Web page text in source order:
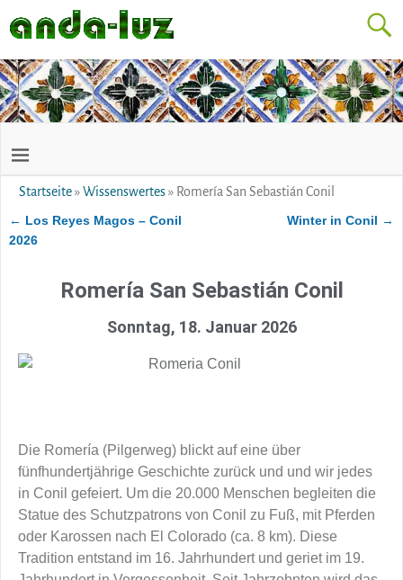
Startseite»Wissenswertes» Romería San Sebastián Conil
Artikelnavigation
← Los Reyes Magos – Conil
2026
Winter in Conil →
Romería San Sebastián Conil
Sonntag, 18. Januar 2026
Die Romería (Pilgerweg) blickt auf eine über
fünfhundertjährige Geschichte zurück und und wir jedes
in Conil gefeiert. Um die 20.000 Menschen begleiten die
Statue des Schutzpatrons von Conil zu Fuß, mit Pferden
oder Karossen nach El Colorado (ca. 8 km). Diese
Tradition entstand im 16. Jahrhundert und geriet im 19.